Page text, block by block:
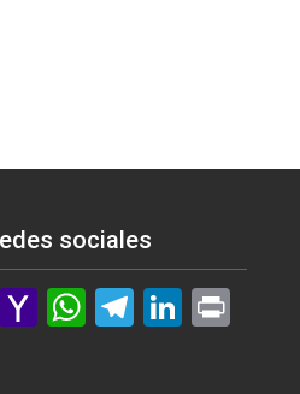
sociales
E Y W T Li